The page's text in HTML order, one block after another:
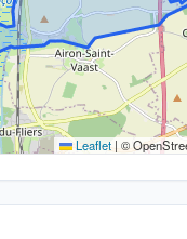
Leaflet | ©